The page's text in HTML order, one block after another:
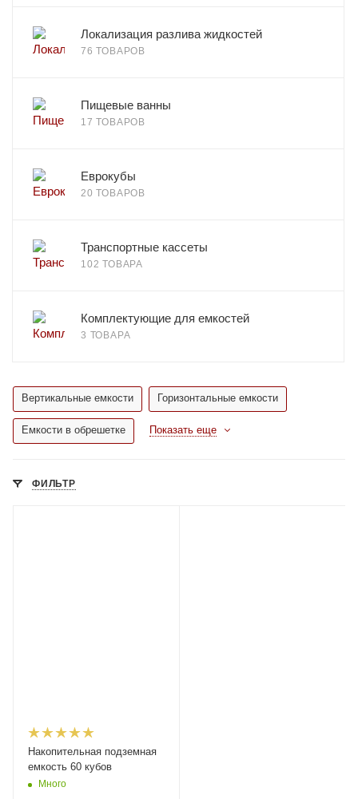
Локализация разлива жидкостей
76 ТОВАРОВ
Пищевые ванны
17 ТОВАРОВ
Еврокубы
20 ТОВАРОВ
Транспортные кассеты
102 ТОВАРА
Комплектующие для емкостей
3 ТОВАРА
Вертикальные емкости Горизонтальные емкости
Емкости в обрешетке Показать еще
ФИЛЬТР
Накопительная подземная
емкость 60 кубов
Много